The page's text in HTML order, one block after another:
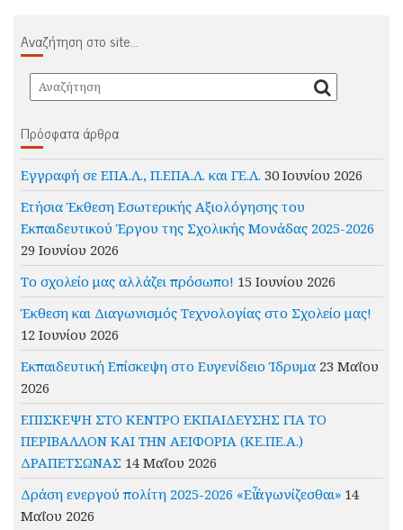
Αναζήτηση στο site…
Πρόσφατα άρθρα
Εγγραφή σε ΕΠΑ.Λ., Π.ΕΠΑ.Λ. και ΓΕ.Λ. 30 Ιουνίου 2026
Ετήσια Έκθεση Εσωτερικής Αξιολόγησης του
Εκπαιδευτικού Έργου της Σχολικής Μονάδας 2025-2026
29 Ιουνίου 2026
Το σχολείο μας αλλάζει πρόσωπο! 15 Ιουνίου 2026
Έκθεση και Διαγωνισμός Τεχνολογίας στο Σχολείο μας!
12 Ιουνίου 2026
Εκπαιδευτική Επίσκεψη στο Ευγενίδειο Ίδρυμα 23 Μαΐου
2026
ΕΠΙΣΚΕΨΗ ΣΤΟ ΚΕΝΤΡΟ ΕΚΠΑΙΔΕΥΣΗΣ ΓΙΑ ΤΟ
ΠΕΡΙΒΑΛΛΟΝ ΚΑΙ ΤΗΝ ΑΕΙΦΟΡΙΑ (ΚΕ.ΠΕ.Α.)
ΔΡΑΠΕΤΣΩΝΑΣ 14 Μαΐου 2026
Δράση ενεργού πολίτη 2025-2026 «Εὖ ἀγωνίζεσθαι» 14
Μαΐου 2026